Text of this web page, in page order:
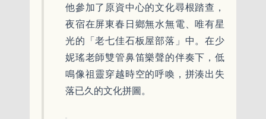
他參加了原資中心的文化尋根踏查，
夜宿在屏東春日鄉無水無電、唯有星
光的「老七佳石板屋部落」中。在少
妮瑤老師雙管鼻笛樂聲的伴奏下，低
鳴像祖靈穿越時空的呼喚，拼湊出失
落已久的文化拼圖。